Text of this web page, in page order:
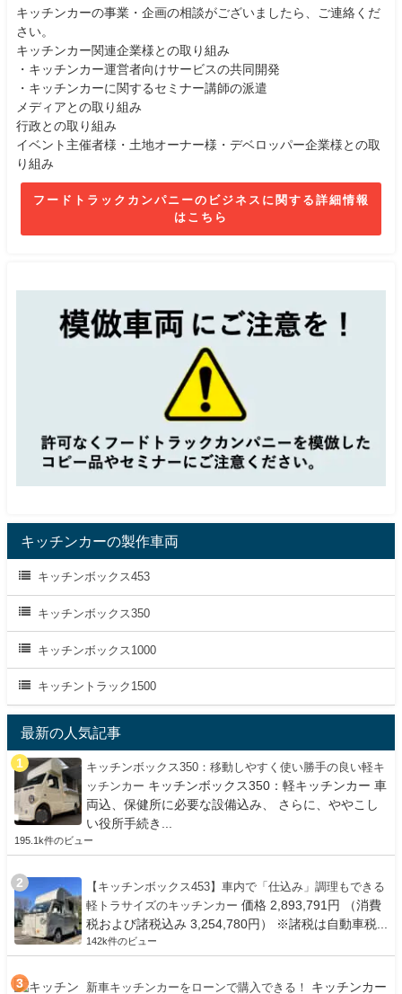
キッチンカーの事業・企画の相談がございましたら、ご連絡くだ
さい。
キッチンカー関連企業様との取り組み
・キッチンカー運営者向けサービスの共同開発
・キッチンカーに関するセミナー講師の派遣
メディアとの取り組み
行政との取り組み
イベント主催者様・土地オーナー様・デベロッパー企業様との取
り組み
フードトラックカンパニーのビジネスに関する詳細情報
はこちら
キッチンカーの製作車両
キッチンボックス453
キッチンボックス350
キッチンボックス1000
キッチントラック1500
最新の人気記事
キッチンボックス350：移動しやすく使い勝手の良い軽キ
ッチンカー キッチンボックス350：軽キッチンカー 車
両込、保健所に必要な設備込み、 さらに、ややこし
い役所手続き...
195.1k件のビュー
【キッチンボックス453】車内で「仕込み」調理もできる
軽トラサイズのキッチンカー 価格 2,893,791円 （消費
税および諸税込み 3,254,780円） ※諸税は自動車税...
142k件のビュー
新車キッチンカーをローンで購入できる！
キッチンカー